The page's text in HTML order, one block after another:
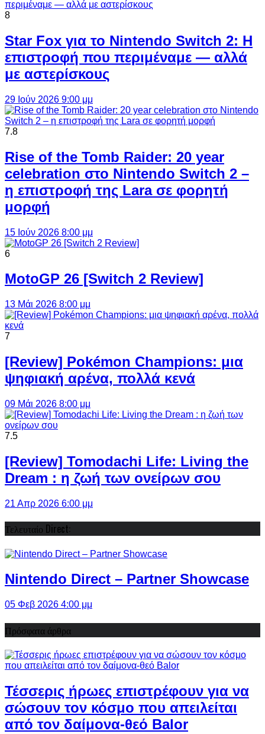
8
Star Fox για το Nintendo Switch 2: Η
επιστροφή που περιμέναμε — αλλά
με αστερίσκους
29 Ιούν 2026 9:00 μμ
7.8
Rise of the Tomb Raider: 20 year
celebration στο Nintendo Switch 2 –
η επιστροφή της Lara σε φορητή
μορφή
15 Ιούν 2026 8:00 μμ
6
MotoGP 26 [Switch 2 Review]
13 Μάι 2026 8:00 μμ
7
[Review] Pokémon Champions: μια
ψηφιακή αρένα, πολλά κενά
09 Μάι 2026 8:00 μμ
7.5
[Review] Tomodachi Life: Living the
Dream : η ζωή των ονείρων σου
21 Απρ 2026 6:00 μμ
Τελευταίο Direct:
Nintendo Direct – Partner Showcase
05 Φεβ 2026 4:00 μμ
Πρόσφατα άρθρα
Τέσσερις ήρωες επιστρέφουν για να
σώσουν τον κόσμο που απειλείται
από τον δαίμονα-θεό Balor